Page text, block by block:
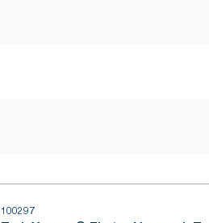
100297